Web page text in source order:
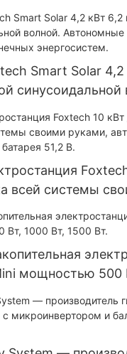
8,2 кВт, 10,2
волной для дома.
Smart Solar 4,2
синусоидальной
инверторы
всей системы
инвертор,
мощностью 500